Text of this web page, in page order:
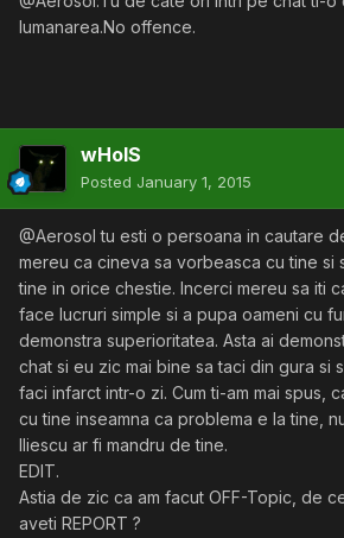
lumanarea.No offence.
wHoIS
Posted January 1, 2015
@Aerosol tu esti o persoana in cautare
mereu ca cineva sa vorbeasca cu tine si
tine in orice chestie. Incerci mereu sa iti
face lucruri simple si a pupa oameni cu
demonstra superioritatea. Asta ai
chat si eu zic mai bine sa taci din gura si
faci infarct intr-o zi. Cum ti-am mai spus,
cu tine inseamna ca problema e la tine,
Iliescu ar fi mandru de tine.
EDIT.
Astia de zic ca am facut OFF-Topic, de
aveti REPORT ?